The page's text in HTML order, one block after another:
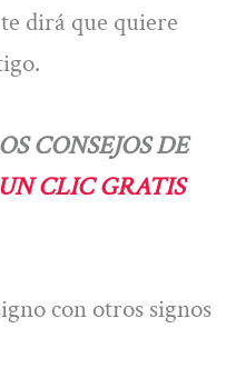
dirá que quiere
CONSEJOS DE
CLIC GRATIS
con otros signos